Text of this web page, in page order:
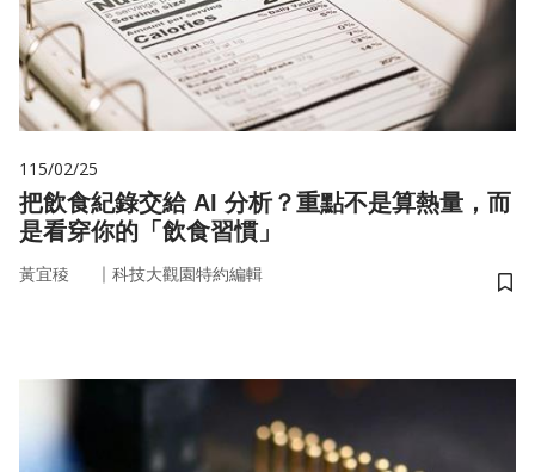
115/02/25
把飲食紀錄交給 AI 分析？重點不是算熱量，而
是看穿你的「飲食習慣」
黃宜稜 ｜ 科技大觀園特約編輯
儲